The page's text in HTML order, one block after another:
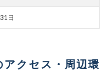
日
クセス・周辺環